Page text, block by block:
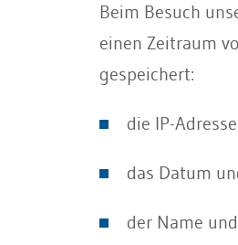
Beim Besuch
einen Zeitraum
gespeichert:
die IP-
das Datum
der Name